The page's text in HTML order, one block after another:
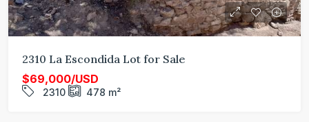
2310 La Escondida Lot for Sale
$69,000/USD
2310 478 m²